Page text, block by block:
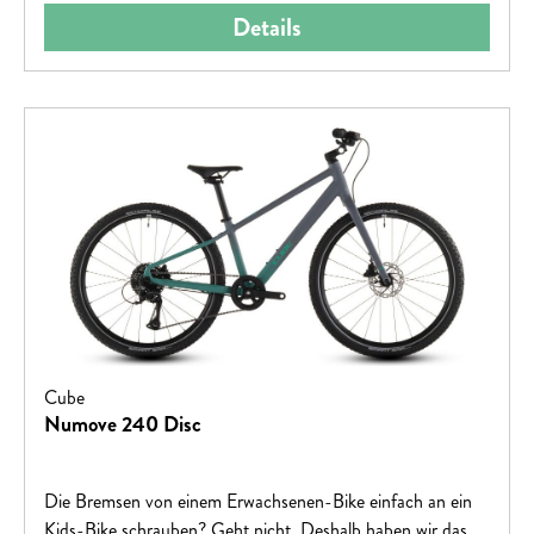
Details
Cube
Numove 240 Disc
Die Bremsen von einem Erwachsenen-Bike einfach an ein